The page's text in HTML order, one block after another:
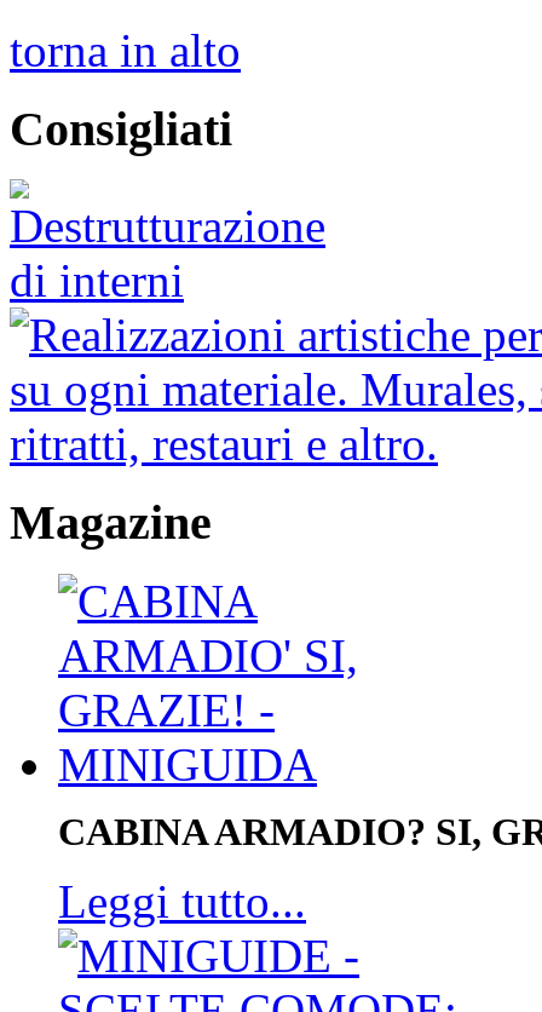
torna in alto
Consigliati
Magazine
CABINA ARMADIO? SI,
Leggi tutto...